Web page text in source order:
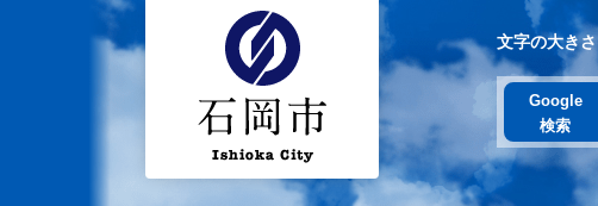
文字の大きさ
Google
検索